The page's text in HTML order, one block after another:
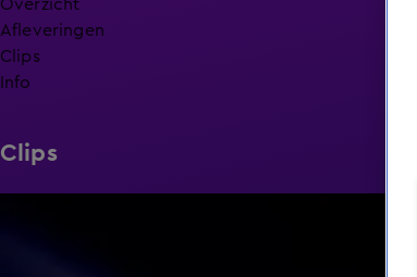
Overzicht
Afleveringen
Clips
Info
Clips